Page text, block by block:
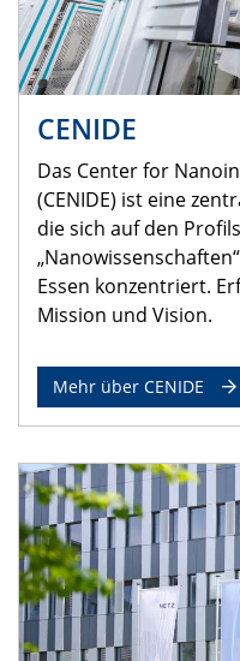
CENIDE
Das Center for
(CENIDE) ist eine
die sich auf den
Essen konzentriert.
Mission und Vision.
Mehr über CENIDE